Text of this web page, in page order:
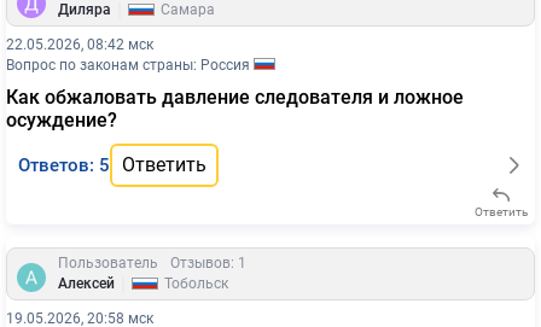
Диляра
Самара
22.05.2026, 08:42 мск
Вопрос по законам страны: Россия
Как обжаловать давление следователя и ложное
осуждение?
Ответов: 5 Ответить
Ответить
Пользователь
Отзывов: 1
Алексей
Тобольск
19.05.2026, 20:58 мск